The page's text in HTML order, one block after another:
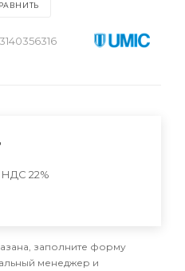
3140356316
НДС 22%
заполните форму
менеджер и